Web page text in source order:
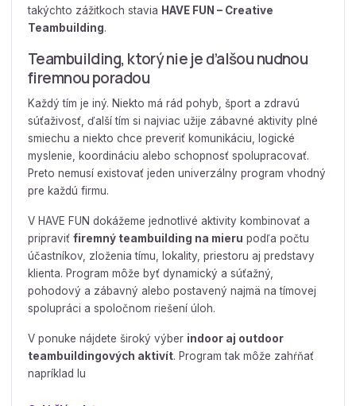
takýchto zážitkoch stavia HAVE FUN – Creative
Teambuilding.
Teambuilding, ktorý nie je ďalšou nudnou
firemnou poradou
Každý tím je iný. Niekto má rád pohyb, šport a zdravú
súťaživosť, ďalší tím si najviac užije zábavné aktivity plné
smiechu a niekto chce preveriť komunikáciu, logické
myslenie, koordináciu alebo schopnosť spolupracovať.
Preto nemusí existovať jeden univerzálny program vhodný
pre každú firmu.
V HAVE FUN dokážeme jednotlivé aktivity kombinovať a
pripraviť firemný teambuilding na mieru podľa počtu
účastníkov, zloženia tímu, lokality, priestoru aj predstavy
klienta. Program môže byť dynamický a súťažný,
pohodový a zábavný alebo postavený najmä na tímovej
spolupráci a spoločnom riešení úloh.
V ponuke nájdete široký výber indoor aj outdoor
teambuildingových aktivít. Program tak môže zahŕňať
napríklad lu